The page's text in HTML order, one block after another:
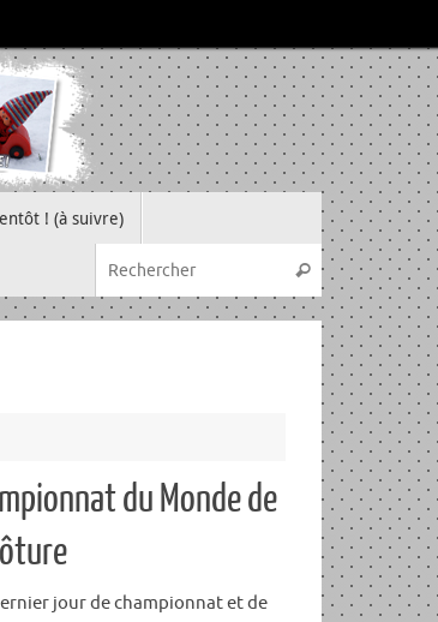
! (à suivre)
Recherche
Rechercher
du Monde de
jour de championnat et de